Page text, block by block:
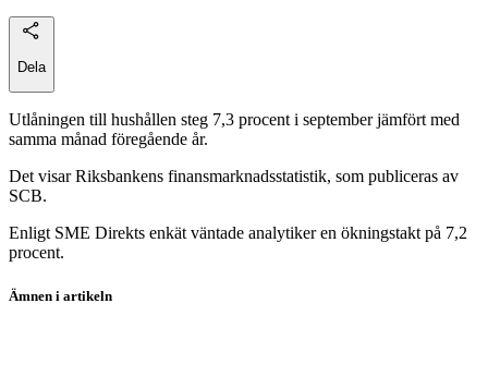
Dela
Utlåningen till hushållen steg 7,3 procent i september jämfört med
samma månad föregående år.
Det visar Riksbankens finansmarknadsstatistik, som publiceras av
SCB.
Enligt SME Direkts enkät väntade analytiker en ökningstakt på 7,2
procent.
Ämnen i artikeln